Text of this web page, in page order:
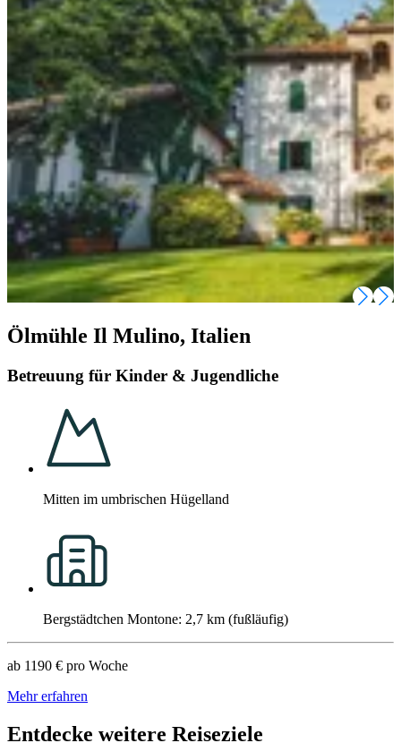
Ölmühle Il Mulino, Italien
Betreuung für Kinder & Jugendliche
Mitten im umbrischen Hügelland
Bergstädtchen Montone: 2,7 km (fußläufig)
ab 1190 € pro Woche
Mehr erfahren
Entdecke weitere Reiseziele